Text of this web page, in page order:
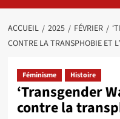
ACCUEIL 2025 FÉVRIER
CONTRE LA TRANSPHOBIE ET
Féminisme Histoire
‘Transgender
contre la